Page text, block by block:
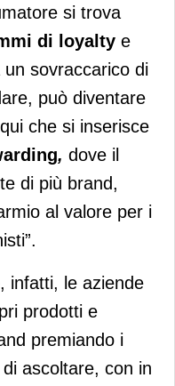
si trova
di loyalty e
sovraccarico di
può diventare
che si inserisce
, dove il
di più brand,
al valore per i
infatti, le aziende
prodotti e
premiando i
ascoltare, con in